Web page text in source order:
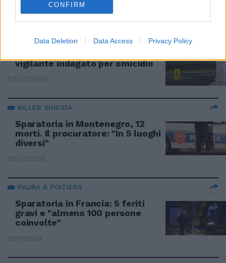
CONFIRM
Data Deletion Data Access Privacy Policy
SULLA CASSIA
vigilante indagato per omicidio
07/02/2025
KILLER SUICIDA
Sparatoria in Montenegro, 12
morti. Il procuratore: "In 5 luoghi
diversi"
02/01/2025
PAURA A POITIERS
Sparatoria in Francia: 5 feriti
gravi e "almeno 100 persone
coinvolte"
01/11/2024